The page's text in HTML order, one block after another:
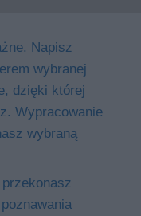
Napisz
wybranej
dzięki której
Wypracowanie
wybraną